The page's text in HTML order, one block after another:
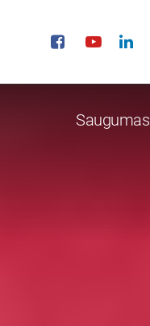
Saugumas